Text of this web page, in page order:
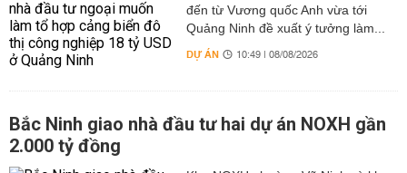
đến từ Vương quốc Anh vừa tới
Quảng Ninh đề xuất ý tưởng làm...
DỰ ÁN 10:49 | 08/08/2026
Bắc Ninh giao nhà đầu tư hai dự án NOXH gần
2.000 tỷ đồng